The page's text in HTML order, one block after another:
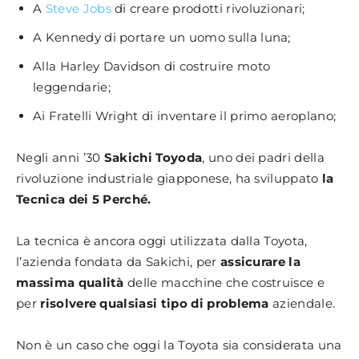
A Steve Jobsdi creare prodotti rivoluzionari;
A Kennedy di portare un uomo sulla luna;
Alla Harley Davidson di costruire moto
leggendarie;
Ai Fratelli Wright di inventare il primo aeroplano;
Negli anni ’30 Sakichi Toyoda, uno dei padri della
rivoluzione industriale giapponese, ha sviluppato la
Tecnica dei 5 Perché.
La tecnica è ancora oggi utilizzata dalla Toyota,
l’azienda fondata da Sakichi, per assicurare la
massima qualità delle macchine che costruisce e
per risolvere qualsiasi tipo di problema aziendale.
Non è un caso che oggi la Toyota sia considerata una